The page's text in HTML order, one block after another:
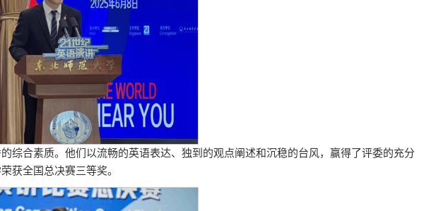
综合素质。他们以流畅的英语表达、独到的观点阐述和沉稳的台风，赢得了评委的充分
获全国总决赛三等奖。